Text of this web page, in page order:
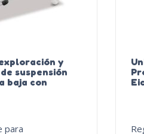
y
suspensión
baja con
para